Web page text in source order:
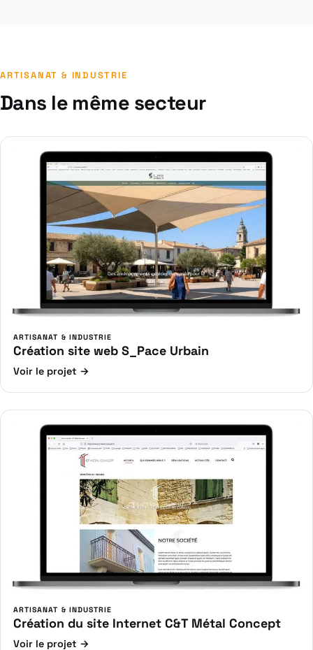
ARTISANAT & INDUSTRIE
Dans le même secteur
ARTISANAT & INDUSTRIE
Création site web S_Pace Urbain
Voir le projet →
ARTISANAT & INDUSTRIE
Création du site Internet C&T Métal Concept
Voir le projet →